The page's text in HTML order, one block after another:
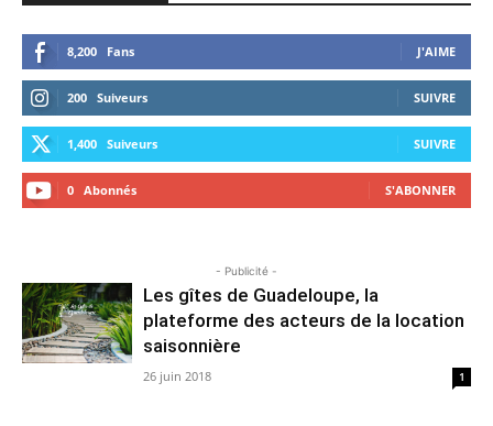
8,200 Fans J'AIME
200 Suiveurs SUIVRE
1,400 Suiveurs SUIVRE
0 Abonnés S'ABONNER
- Publicité -
Les gîtes de Guadeloupe, la
plateforme des acteurs de la location
saisonnière
26 juin 2018 1